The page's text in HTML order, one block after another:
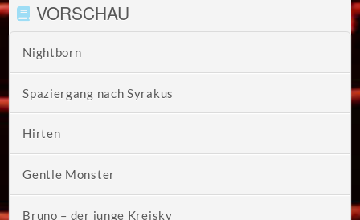
VORSCHAU
Nightborn
Spaziergang nach Syrakus
Hirten
Gentle Monster
Bruno – der junge Kreisky